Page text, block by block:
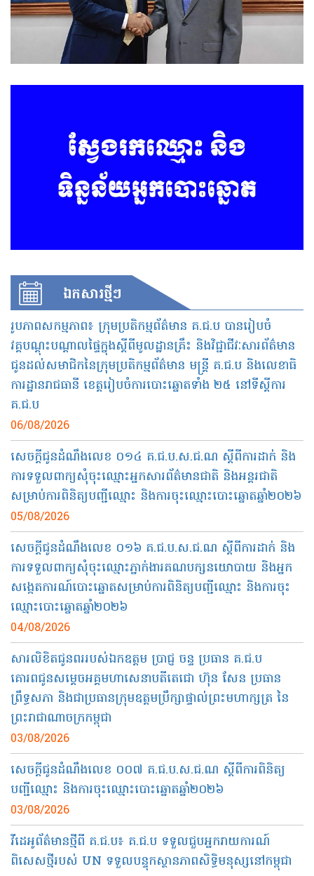
ឯកសារ​ថ្មីៗ
រូបភាពសកម្មភាព៖ ក្រុមប្រតិកម្មព័ត៌មាន គ.ជ.ប បានរៀបចំ
វគ្គបណ្តុះបណ្តាលផ្ទៃក្នុងស្តីពីមូលដ្ឋានគ្រឹះ និងវិជ្ជាជីវៈសារព័ត៌មាន
ជូនដល់សមាជិកនៃក្រុមប្រតិកម្មព័ត៌មាន មន្ត្រី គ.ជ.ប និងលេខាធិ
ការដ្ឋានរាជធានី ខេត្តរៀបចំការបោះឆ្នោតទាំង ២៥ នៅទីស្តីការ
គ.ជ.ប
06/08/2026
សេចក្តីជូនដំណឹងលេខ ០១៤ គ.ជ.ប.ស.ជ.ណ ស្តីពីការដាក់ និង
ការទទួលពាក្យសុំចុះឈ្មោះអ្នកសារព័ត៌មានជាតិ និងអន្តរជាតិ
សម្រាប់ការពិនិត្យបញ្ជីឈ្មោះ និងការចុះឈ្មោះបោះឆ្នោតឆ្នាំ២០២៦
05/08/2026
សេចក្តីជូនដំណឹងលេខ ០១៦ គ.ជ.ប.ស.ជ.ណ ស្តីពី​ការដាក់ និង
ការទទួលពាក្យសុំចុះឈ្មោះភ្នាក់ងារគណបក្សនយោបាយ និងអ្នក
សង្កេតការណ៍បោះឆ្នោតសម្រាប់ការពិនិត្យបញ្ជីឈ្មោះ និងការចុះ
ឈ្មោះបោះឆ្នោតឆ្នាំ២០២៦
04/08/2026
សារលិខិតជូនពររបស់ឯកឧត្ដម ប្រាជ្ញ ចន្ទ ប្រធាន គ.ជ.ប
គោរពជូន​សម្តេចអគ្គមហាសេនាបតីតេជោ ហ៊ុន សែន ប្រធាន
ព្រឹទ្ធសភា និងជាប្រធានក្រុមឧត្តមប្រឹក្សាផ្ទាល់ព្រះមហាក្សត្រ នៃ
ព្រះរាជាណាចក្រកម្ពុជា​
03/08/2026
សេចក្តីជូនដំណឹង​លេខ​ ០០៧​ គ.ជ.ប​.ស.ជ.ណ​ ស្តីពីការពិនិត្យ
បញ្ជីឈ្មោះ និងការចុះឈ្មោះបោះឆ្នោតឆ្នាំ២០២៦
03/08/2026
វីដេអូព័ត៌មានថ្មីពី គ.ជ.ប៖ គ.ជ.ប ទទួលជួបអ្នករាយការណ៍
ពិសេសថ្មីរបស់ UN ទទួលបន្ទុកស្ថានភាពសិទ្ធិមនុស្សនៅកម្ពុជា